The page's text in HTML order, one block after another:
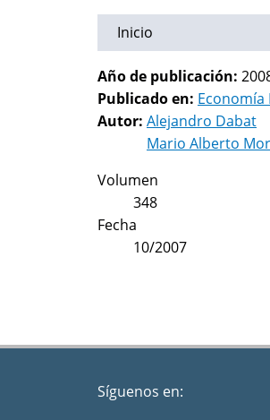
Inicio
Año de publicación:
Publicado en:
Autor: Alejandro Dabat
Mario Alberto
Volumen
348
Fecha
10/2007
Síguenos en: